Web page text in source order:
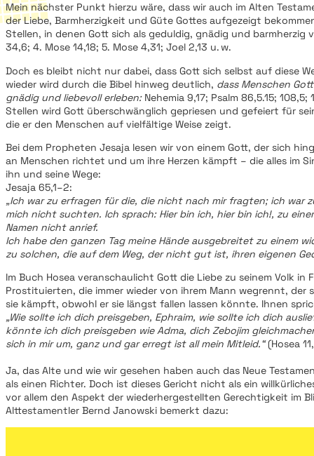
Mein nächster Punkt hierzu wäre, dass wir auch im Alten
der Liebe, Barmherzigkeit und Güte Gottes aufgezeigt
Stellen, in denen Gott sich als geduldig, gnädig und barmherzig
34,6; 4. Mose 14,18; 5. Mose 4,31; Joel 2,13 u. w.
Doch es bleibt nicht nur dabei, dass Gott sich selbst auf diese
wieder wird durch die Bibel hinweg deutlich, dass Menschen
gnädig und liebevoll erleben:Nehemia 9,17; Psalm 86,5.15; 108,5;
Stellen wird Gott überschwänglich gepriesen und gefeiert für
die er den Menschen auf vielfältige Weise zeigt.
Bei dem Propheten Jesaja lesen wir von einem Gott, der sich
an Menschen richtet und um ihre Herzen kämpft – die alles im
ihn und seine Wege:
Jesaja 65,1–2:
„Ich war zu erfragen für die, die nicht nach mir fragten; ich war
mich nicht suchten. Ich sprach: Hier bin ich, hier bin ich!, zu
Namen nicht anrief.
Ich habe den ganzen Tag meine Hände ausgebreitet zu einem
zu solchen, die auf dem Weg, der nicht gut ist, ihren eigenen
Im Buch Hosea veranschaulicht Gott die Liebe zu seinem Volk in
Prostituierten, die immer wieder von ihrem Mann wegrennt, der
sie kämpft, obwohl er sie längst fallen lassen könnte. Ihnen
„Wie sollte ich dich preisgeben, Ephraim, wie sollte ich dich
könnte ich dich preisgeben wie Adma, dich Zebojim
sich in mir um, ganz und gar erregt ist all mein Mitleid.“(Hosea
Ja, das Alte und wie wir gesehen haben auch das Neue
als einen Richter. Doch ist dieses Gericht nicht als ein
vor allem den Aspekt der wiederhergestellten Gerechtigkeit im
Alttestamentler Bernd Janowski bemerkt dazu: